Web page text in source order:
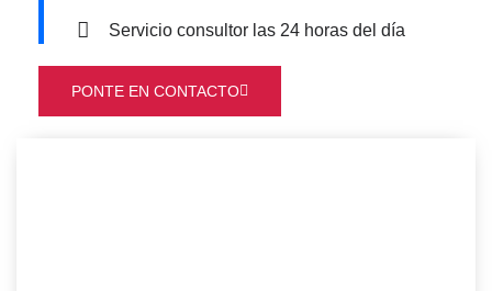
Servicio consultor las 24 horas del día
PONTE EN CONTACTO